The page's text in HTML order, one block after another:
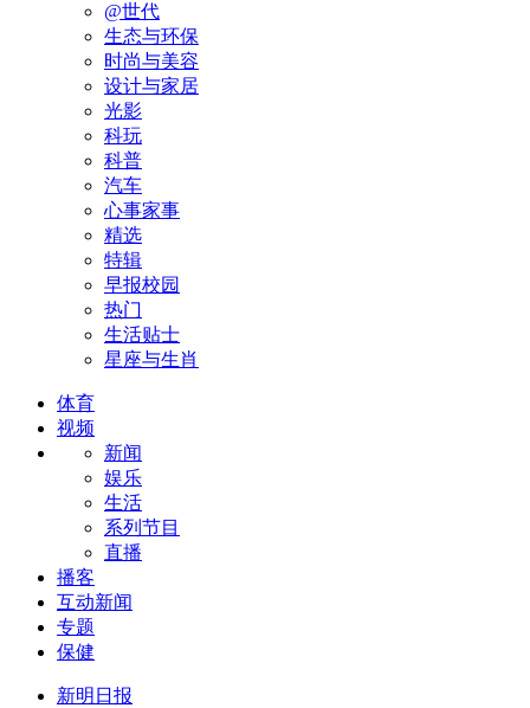
@世代
生态与环保
时尚与美容
设计与家居
光影
科玩
科普
汽车
心事家事
精选
特辑
早报校园
热门
生活贴士
星座与生肖
体育
视频
新闻
娱乐
生活
系列节目
直播
播客
互动新闻
专题
保健
新明日报